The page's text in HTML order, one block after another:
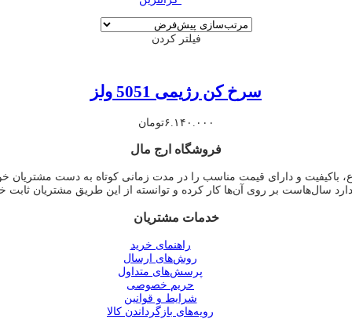
فیلتر کردن
سرخ کن رژیمی 5051 ولز
۶.۱۴۰.۰۰۰تومان
فروشگاه ارج مال
باکیفیت و دارای قیمت مناسب را در مدت زمانی کوتاه به دست
دارد سال‌هاست بر روی آن‌ها کار کرده و توانسته از این طریق مشتریان ثابت
خدمات مشتریان
راهنمای خرید
روش‌های ارسال
پرسش‌های متداول
حریم خصوصی
شرایط و قوانین
رویه‌های بازگرداندن کالا